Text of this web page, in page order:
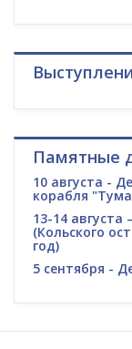
Памятные
10 августа -
корабля
13-14 августа
(Кольского
год)
5 сентября -